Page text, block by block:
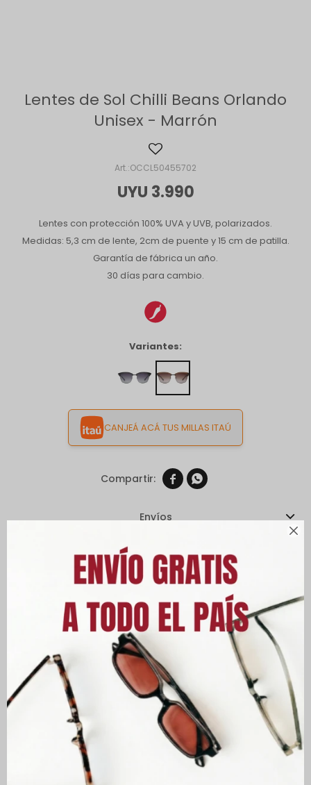

Lentes de Sol Chilli Beans Orlando
Unisex - Marrón
OCCL50455702
UYU 3.990
Lentes con protección 100% UVA y UVB, polarizados.
Medidas: 5,3 cm de lente, 2cm de puente y 15 cm de patilla.
Garantía de fábrica un año.
30 días para cambio.
Variantes:
CANJEÁ ACÁ TUS MILLAS ITAÚ
 
Envíos
Cambios y Devoluciones
Medios de pago
Características
Descripción
Lentes con protección 100% UVA y UVB, protegiendo tus ojos de
los rayos nocivos del sol, reduciendo el riesgo de desarrollar
enfermedades oculares. A demás están polarizados.